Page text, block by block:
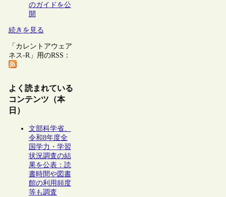
のガイドを公
開
続きを見る
「カレントアウェア
ネス-R」用のRSS：
よく読まれている
コンテンツ（本
日）
文部科学省、
令和8年度全
国学力・学習
状況調査の結
果を公表：読
書時間や図書
館の利用頻度
等も調査